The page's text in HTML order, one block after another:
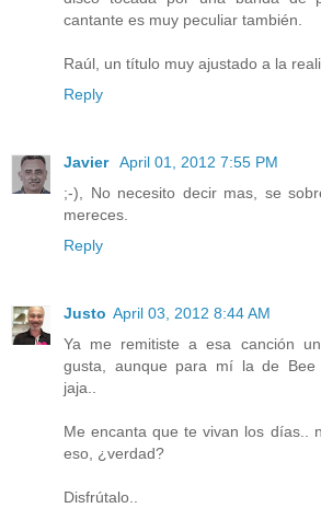
cantante es muy peculiar también.
Raúl, un título muy ajustado a la
Reply
Javier April 01, 2012 7:55 PM
;-), No necesito decir mas, se
mereces.
Reply
Justo April 03, 2012 8:44 AM
Ya me remitiste a esa canción
gusta, aunque para mí la de Bee
jaja..
Me encanta que te vivan los días..
eso, ¿verdad?
Disfrútalo..